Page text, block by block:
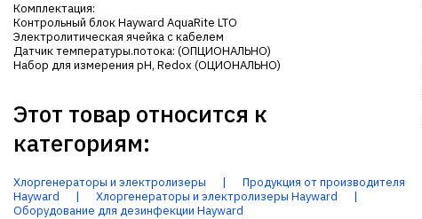
Комплектация:
Контрольный блок Hayward AquaRite LTO
Электролитическая ячейка с кабелем
Датчик температуры.потока: (ОПЦИОНАЛЬНО)
Набор для измерения pH, Redox (ОЦИОНАЛЬНО)
Этот товар относится к
категориям:
Хлоргенераторы и электролизеры |
Продукция от производителя
Hayward
| Хлоргенераторы и электролизеры Hayward
|
Оборудование для дезинфекции Hayward